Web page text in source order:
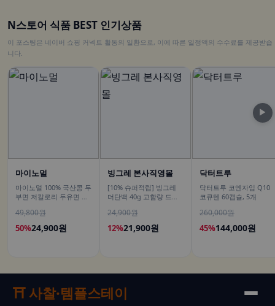
N스토어 식품 BEST 인기상품
이 포스팅은 네이버 쇼핑 커넥트 활동의 일환으로, 이에 따른 일정액의 수수료를 제공받습
니다.
마이노멀
마이노멀 100% 국산콩 두
부면 저칼로리 두유면 식
10개입
49,800원
50%24,900원
빙그레 본사직영몰
[10% 슈퍼적립] 빙그레
더단백 40g 고함량 드링
고단백 단백질음료
24,900원
12%21,900원
닥터트루
닥터트루 코엔자임 Q10
코큐텐 60캡슐, 5개
260,000원
45%144,000원
▶
⛩️ 사찰·템플스테이